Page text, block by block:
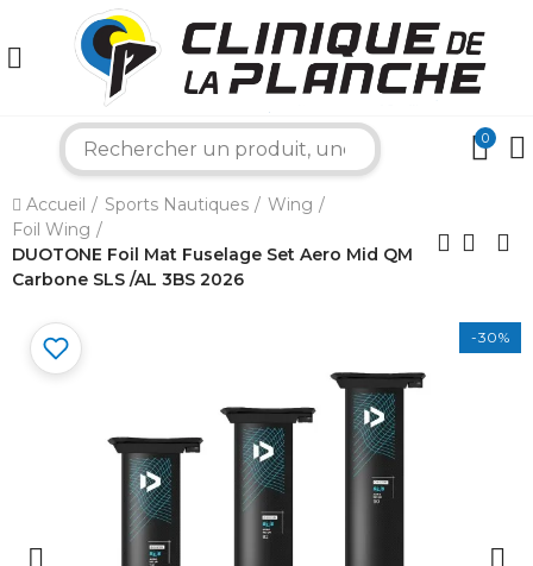
0
Accueil Sports Nautiques
Wing
Foil Wing
DUOTONE Foil Mat Fuselage Set Aero Mid QM
Carbone SLS /AL 3BS 2026
-30%
Bonjour ! Je suis votre expert nautique.